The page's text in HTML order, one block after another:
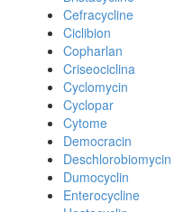
Cefracycline
Ciclibion
Copharlan
Criseociclina
Cyclomycin
Cyclopar
Cytome
Democracin
Deschlorobiomycin
Dumocyclin
Enterocycline